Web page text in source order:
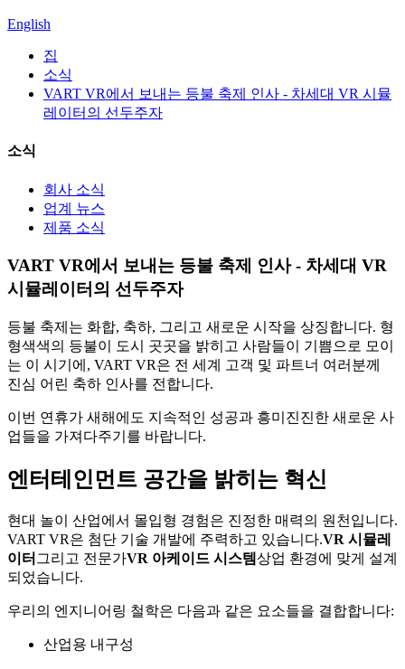
English
집
소식
VART VR에서 보내는 등불 축제 인사 - 차세대 VR 시뮬
레이터의 선두주자
소식
회사 소식
업계 뉴스
제품 소식
VART VR에서 보내는 등불 축제 인사 - 차세대 VR
시뮬레이터의 선두주자
등불 축제는 화합, 축하, 그리고 새로운 시작을 상징합니다. 형
형색색의 등불이 도시 곳곳을 밝히고 사람들이 기쁨으로 모이
는 이 시기에, VART VR은 전 세계 고객 및 파트너 여러분께
진심 어린 축하 인사를 전합니다.
이번 연휴가 새해에도 지속적인 성공과 흥미진진한 새로운 사
업들을 가져다주기를 바랍니다.
엔터테인먼트 공간을 밝히는 혁신
현대 놀이 산업에서 몰입형 경험은 진정한 매력의 원천입니다.
VART VR은 첨단 기술 개발에 주력하고 있습니다.VR 시뮬레
이터 그리고 전문가VR 아케이드 시스템상업 환경에 맞게 설계
되었습니다.
우리의 엔지니어링 철학은 다음과 같은 요소들을 결합합니다:
산업용 내구성